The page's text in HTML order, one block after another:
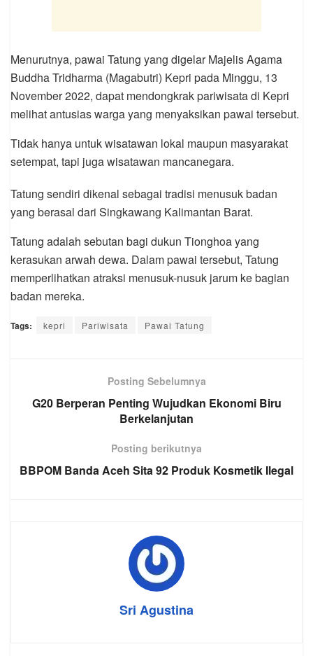
Menurutnya, pawai Tatung yang digelar Majelis Agama
Buddha Tridharma (Magabutri) Kepri pada Minggu, 13
November 2022, dapat mendongkrak pariwisata di Kepri
melihat antusias warga yang menyaksikan pawai tersebut.
Tidak hanya untuk wisatawan lokal maupun masyarakat
setempat, tapi juga wisatawan mancanegara.
Tatung sendiri dikenal sebagai tradisi menusuk badan
yang berasal dari Singkawang Kalimantan Barat.
Tatung adalah sebutan bagi dukun Tionghoa yang
kerasukan arwah dewa. Dalam pawai tersebut, Tatung
memperlihatkan atraksi menusuk-nusuk jarum ke bagian
badan mereka.
Tags: kepri Pariwisata Pawai Tatung
Posting Sebelumnya
G20 Berperan Penting Wujudkan Ekonomi Biru
Berkelanjutan
Posting berikutnya
BBPOM Banda Aceh Sita 92 Produk Kosmetik Ilegal
Sri Agustina